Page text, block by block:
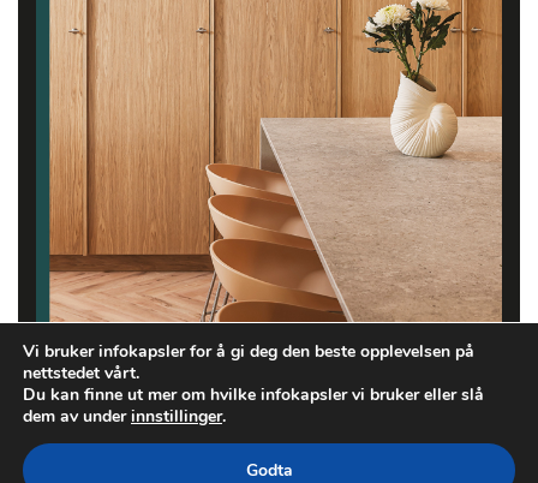
Vi bruker infokapsler for å gi deg den beste opplevelsen på
nettstedet vårt.
Du kan finne ut mer om hvilke infokapsler vi bruker eller slå
dem av underinnstillinger.
Godta